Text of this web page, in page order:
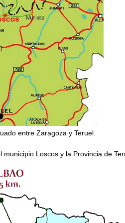
entre Zaragoza y Teruel.
Loscos y la Provincia de